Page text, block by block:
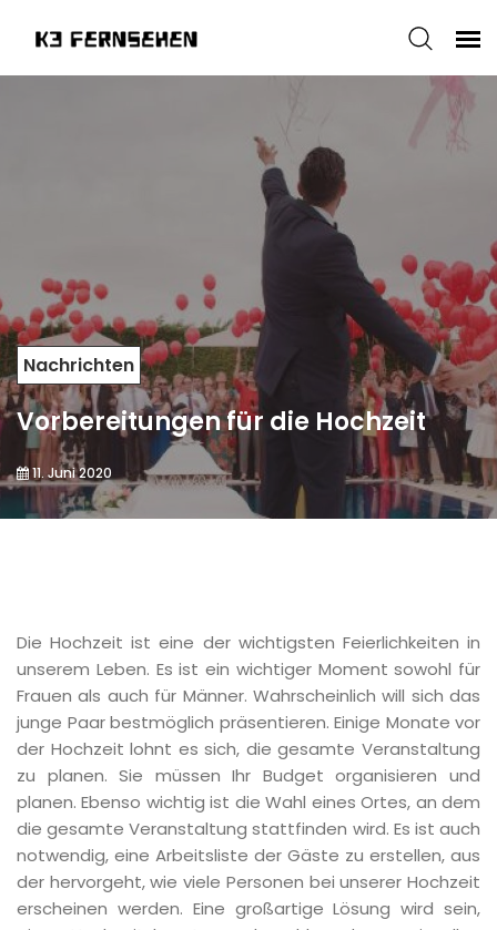
Nachrichten
Vorbereitungen für die Hochzeit
11. Juni 2020
Die Hochzeit ist eine der wichtigsten Feierlichkeiten in
unserem Leben. Es ist ein wichtiger Moment sowohl für
Frauen als auch für Männer. Wahrscheinlich will sich das
junge Paar bestmöglich präsentieren. Einige Monate vor
der Hochzeit lohnt es sich, die gesamte Veranstaltung
zu planen. Sie müssen Ihr Budget organisieren und
planen. Ebenso wichtig ist die Wahl eines Ortes, an dem
die gesamte Veranstaltung stattfinden wird. Es ist auch
notwendig, eine Arbeitsliste der Gäste zu erstellen, aus
der hervorgeht, wie viele Personen bei unserer Hochzeit
erscheinen werden. Eine großartige Lösung wird sein,